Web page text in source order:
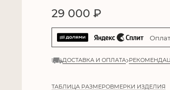
29 000 ₽
ДОСТАВКА И ОПЛАТА
ТАБЛИЦА РАЗМЕРОВМЕРКИ ИЗДЕЛИЯ